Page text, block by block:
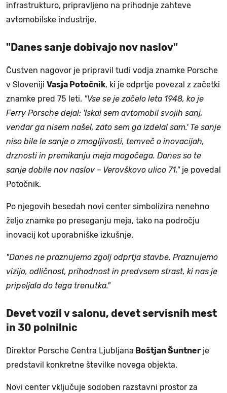
infrastrukturo, pripravljeno na prihodnje zahteve
avtomobilske industrije.
"Danes sanje dobivajo nov naslov"
Čustven nagovor je pripravil tudi vodja znamke Porsche
v Sloveniji Vasja Potočnik, ki je odprtje povezal z začetki
znamke pred 75 leti. "Vse se je začelo leta 1948, ko je
Ferry Porsche dejal: 'Iskal sem avtomobil svojih sanj,
vendar ga nisem našel, zato sem ga izdelal sam.' Te sanje
niso bile le sanje o zmogljivosti, temveč o inovacijah,
drznosti in premikanju meja mogočega. Danes so te
sanje dobile nov naslov – Verovškovo ulico 71,"je povedal
Potočnik.
Po njegovih besedah novi center simbolizira nenehno
željo znamke po preseganju meja, tako na področju
inovacij kot uporabniške izkušnje.
"Danes ne praznujemo zgolj odprtja stavbe. Praznujemo
vizijo, odličnost, prihodnost in predvsem strast, ki nas je
pripeljala do tega trenutka."
Devet vozil v salonu, devet servisnih mest
in 30 polnilnic
Direktor Porsche Centra Ljubljana Boštjan Šuntner je
predstavil konkretne številke novega objekta.
Novi center vključuje sodoben razstavni prostor za